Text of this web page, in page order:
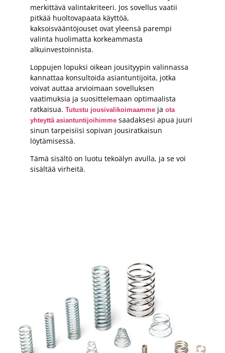
merkittävä valintakriteeri. Jos sovellus vaatii
pitkää huoltovapaata käyttöä,
kaksoisvääntöjouset ovat yleensä parempi
valinta huolimatta korkeammasta
alkuinvestoinnista.
Loppujen lopuksi oikean jousityypin valinnassa
kannattaa konsultoida asiantuntijoita, jotka
voivat auttaa arvioimaan sovelluksen
vaatimuksia ja suosittelemaan optimaalista
ratkaisua. Tutustu jousivalikoimaamme ja ota
yhteyttä asiantuntijoihimme saadaksesi apua juuri
sinun tarpeisiisi sopivan jousiratkaisun
löytämisessä.
Tämä sisältö on luotu tekoälyn avulla, ja se voi
sisältää virheitä.